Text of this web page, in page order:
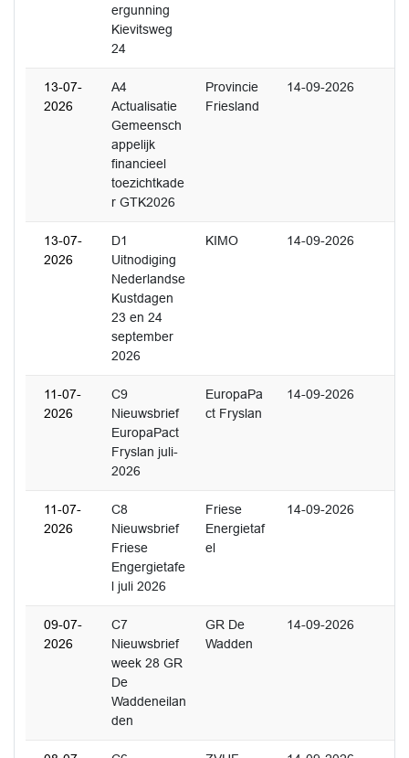
ergunning
Kievitsweg
24
13-07-
2026
A4
Actualisatie
Gemeensch
appelijk
financieel
toezichtkade
r GTK2026
Provincie
Friesland
14-09-2026
13-07-
2026
D1
Uitnodiging
Nederlandse
Kustdagen
23 en 24
september
2026
KIMO 14-09-2026
11-07-
2026
C9
Nieuwsbrief
EuropaPact
Fryslan juli-
2026
EuropaPa
ct Fryslan
14-09-2026
11-07-
2026
C8
Nieuwsbrief
Friese
Engergietafe
l juli 2026
Friese
Energietaf
el
14-09-2026
09-07-
2026
C7
Nieuwsbrief
week 28 GR
De
Waddeneilan
den
GR De
Wadden
14-09-2026